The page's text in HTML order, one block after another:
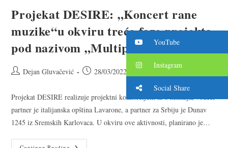
Projekat DESIRE: „Koncert rane
muzike“u okviru treće faze projekta
pod nazivom „Multiplikacije“
Dejan Gluvačević 28/03/2022 Uncategorized
Projekat DESIRE realizuje projektni konzorcijum iz 8 zemalja, vodeći
partner je italijanska opština Lavarone, a partner za Srbiju je Dunav
1245 iz Sremskih Karlovaca. U okviru ove aktivnosti, planirano je…
YouTube
Instagram
Social Share